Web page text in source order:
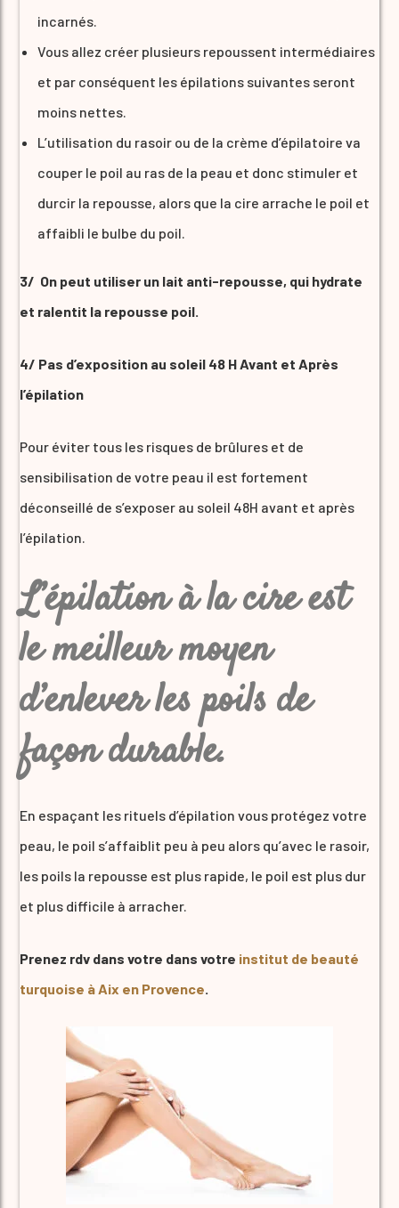
incarnés.
Vous allez créer plusieurs repoussent intermédiaires
et par conséquent les épilations suivantes seront
moins nettes.
L’utilisation du rasoir ou de la crème d’épilatoire va
couper le poil au ras de la peau et donc stimuler et
durcir la repousse, alors que la cire arrache le poil et
affaibli le bulbe du poil.
3/ On peut utiliser un lait anti-repousse, qui hydrate
et ralentit la repousse poil.
4/ Pas d’exposition au soleil 48 H Avant et Après
l’épilation
Pour éviter tous les risques de brûlures et de
sensibilisation de votre peau il est fortement
déconseillé de s’exposer au soleil 48H avant et après
l’épilation.
L’épilation à la cire est
le meilleur moyen
d’enlever les poils de
façon durable.
En espaçant les rituels d’épilation vous protégez votre
peau, le poil s’affaiblit peu à peu alors qu’avec le rasoir,
les poils la repousse est plus rapide, le poil est plus dur
et plus difficile à arracher.
Prenez rdv dans votre dans votre institut de beauté
turquoise à Aix en Provence